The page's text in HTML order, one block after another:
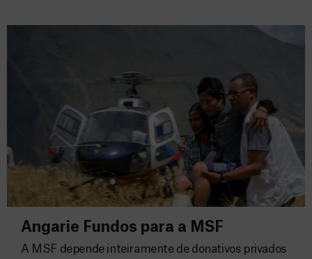
Angarie Fundos para a MSF
A MSF depende inteiramente de donativos privados